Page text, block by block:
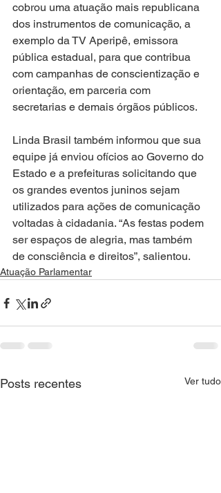
cobrou uma atuação mais republicana
dos instrumentos de comunicação, a
exemplo da TV Aperipê, emissora
pública estadual, para que contribua
com campanhas de conscientização e
orientação, em parceria com
secretarias e demais órgãos públicos.
Linda Brasil também informou que sua
equipe já enviou ofícios ao Governo do
Estado e a prefeituras solicitando que
os grandes eventos juninos sejam
utilizados para ações de comunicação
voltadas à cidadania. “As festas podem
ser espaços de alegria, mas também
de consciência e direitos”, salientou.
Atuação Parlamentar
Posts recentes Ver tudo